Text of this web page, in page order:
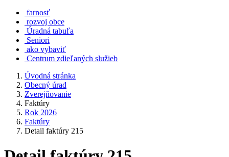
farnosť
rozvoj obce
Úradná tabuľa
Seniori
ako vybaviť
Centrum zdieľaných služieb
Úvodná stránka
Obecný úrad
Zverejňovanie
Faktúry
Rok 2026
Faktúry
Detail faktúry 215